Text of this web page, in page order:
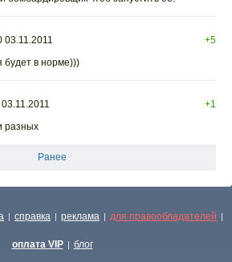
03.11.2011
+5
будет в норме)))
+1
разных
Ранее
| справка | реклама | для правообладателей |
оплата VIP | блог